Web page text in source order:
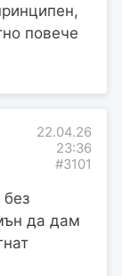
повече
22.04.26
23:36
#3101
да дам